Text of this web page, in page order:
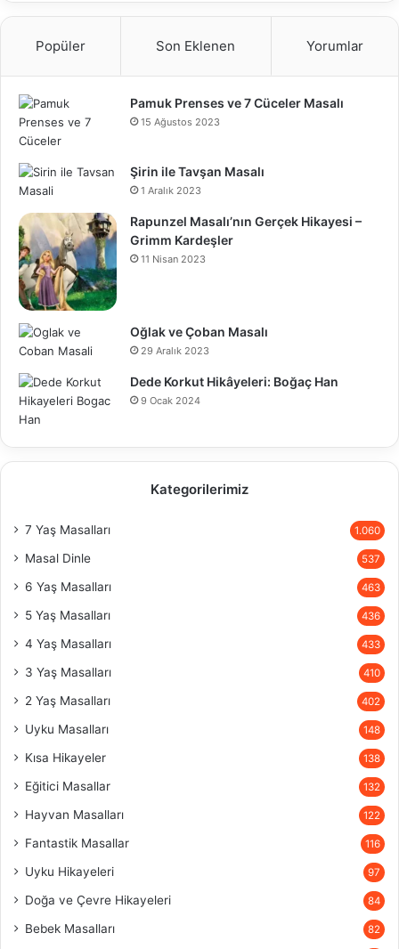
Popüler Son Eklenen Yorumlar
Pamuk Prenses ve 7 Cüceler Masalı
15 Ağustos 2023
Şirin ile Tavşan Masalı
1 Aralık 2023
Rapunzel Masalı’nın Gerçek Hikayesi –
Grimm Kardeşler
11 Nisan 2023
Oğlak ve Çoban Masalı
29 Aralık 2023
Dede Korkut Hikâyeleri: Boğaç Han
9 Ocak 2024
Kategorilerimiz
7 Yaş Masalları 1.060
Masal Dinle 537
6 Yaş Masalları 463
5 Yaş Masalları 436
4 Yaş Masalları 433
3 Yaş Masalları 410
2 Yaş Masalları 402
Uyku Masalları 148
Kısa Hikayeler 138
Eğitici Masallar 132
Hayvan Masalları 122
Fantastik Masallar 116
Uyku Hikayeleri 97
Doğa ve Çevre Hikayeleri 84
Bebek Masalları 82